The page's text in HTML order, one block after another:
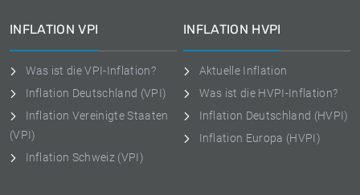
INFLATION VPI
Was ist die VPI-Inflation?
Inflation Deutschland (VPI)
Inflation Vereinigte Staaten
(VPI)
Inflation Schweiz (VPI)
INFLATION HVPI
Aktuelle Inflation
Was ist die HVPI-Inflation?
Inflation Deutschland (HVPI)
Inflation Europa (HVPI)